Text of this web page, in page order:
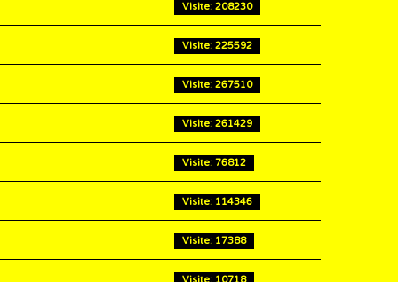
Visite: 208230
Visite: 225592
Visite: 267510
Visite: 261429
Visite: 76812
Visite: 114346
Visite: 17388